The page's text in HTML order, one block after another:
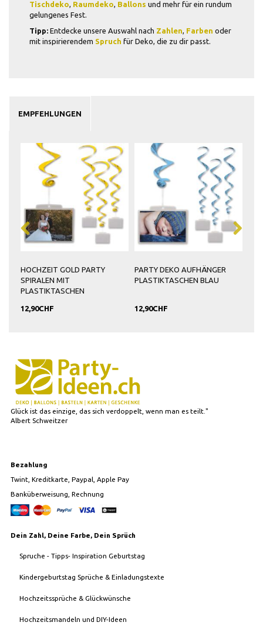
Tischdeko, Raumdeko, Ballons und mehr für ein rundum
gelungenes Fest.
Tipp: Entdecke unsere Auswahl nach Zahlen, Farben oder
mit inspirierendem Spruch für Deko, die zu dir passt.
EMPFEHLUNGEN
HOCHZEIT GOLD PARTY
SPIRALEN MIT
PLASTIKTASCHEN
12,90CHF
PARTY DEKO AUFHÄNGER
PLASTIKTASCHEN BLAU
12,90CHF
Glück ist das einzige, das sich verdoppelt, wenn man es teilt."
Albert Schweitzer
Bezahlung
Twint, Kreditkarte, Paypal, Apple Pay
Banküberweisung, Rechnung
Dein Zahl, Deine Farbe, Dein Sprüch
Spruche - Tipps- Inspiration Geburtstag
Kindergeburtstag Sprüche & Einladungstexte
Hochzeitssprüche & Glückwünsche
Hochzeitsmandeln und DIY-Ideen